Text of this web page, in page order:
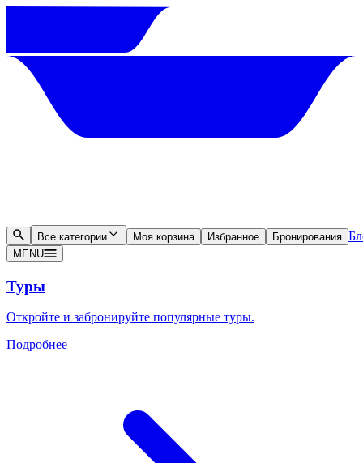
Все категории Моя корзина Избранное Бронирования
MENU
Туры
Откройте и забронируйте популярные туры.
Подробнее